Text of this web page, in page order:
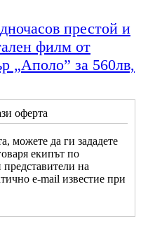
престой и
филм от
„Аполо” за 560лв,
оферта
можете да ги зададете
екипът по
на
e-mail известие при